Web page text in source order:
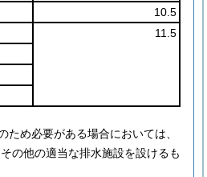
10.5
11.5
ため必要がある場合においては、
その他の適当な排水施設を設けるも